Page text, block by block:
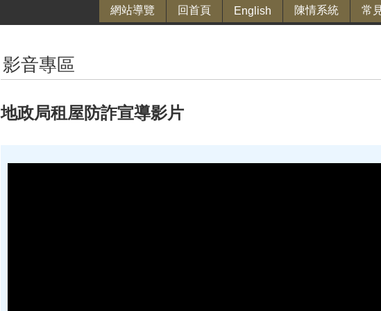
網站導覽 回首頁 English 陳情系統 常
影音專區
地政局租屋防詐宣導影片